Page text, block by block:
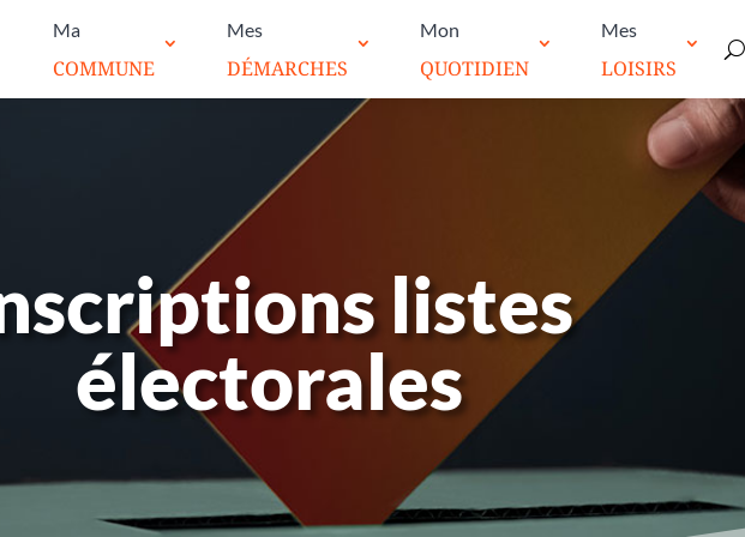
Ma
COMMUNE
Mes
DÉMARCHES
Mon
QUOTIDIEN
Mes
LOISIRS
listes
électorales